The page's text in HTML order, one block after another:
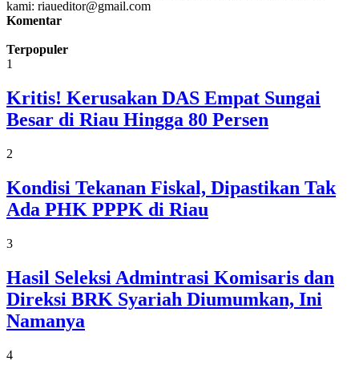
kami: riaueditor@gmail.com
Komentar
Terpopuler
1
Kritis! Kerusakan DAS Empat Sungai
Besar di Riau Hingga 80 Persen
2
Kondisi Tekanan Fiskal, Dipastikan Tak
Ada PHK PPPK di Riau
3
Hasil Seleksi Admintrasi Komisaris dan
Direksi BRK Syariah Diumumkan, Ini
Namanya
4